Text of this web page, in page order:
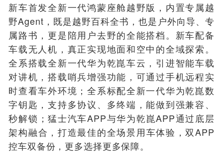
新车首发全新一代鸿蒙座舱越野版，内置专属越
野Agent，既是越野百科全书，也是户外向导、专
属路书，更是陪用户去野的全能搭档。新车配备
车载无人机，真正实现地面和空中的全域探索。
全系搭载全新一代华为乾崑车云，引进智能车载
对讲机，搭载哨兵增强功能，可通过手机远程实
时查看车外环境；全系标配全新一代华为乾崑数
字钥匙，支持多协议、多终端，能做到强兼容、
秒解锁；猛士汽车APP与华为乾崑APP通过底层
架构融合，打造最佳的全场景用车体验，双APP
控车双备份，更多选择更多保障。